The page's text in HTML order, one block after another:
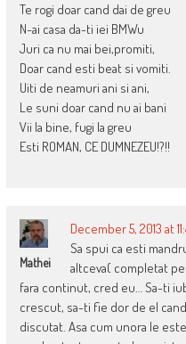
Te rogi doar cand dai de greu
N-ai casa da-ti iei BMWu
Juri ca nu mai bei,promiti,
Doar cand esti beat si vomiti.
Uiti de neamuri ani si ani,
Le suni doar cand nu ai bani
Vii la bine, fugi la greu
Esti ROMAN, CE DUMNEZEU!?!!
Mathei
December 5, 2013 at
Sa spui ca esti
altceva( completat
fara continut, cred eu… Sa-ti
crescut, sa-ti fie dor de el
discutat. Asa cum unora le